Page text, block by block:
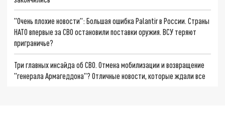
"Очень плохие новости": Большая ошибка Palantir в России. Страны
НАТО впервые за СВО остановили поставки оружия. ВСУ теряют
приграничье?
Три главных инсайда об СВО. Отмена мобилизации и возвращение
"генерала Армагеддона"? Отличные новости, которые ждали все